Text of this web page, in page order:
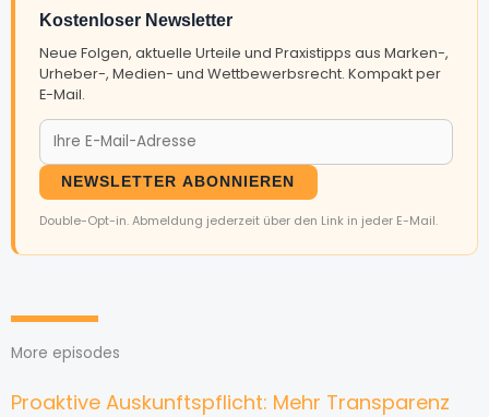
Kostenloser Newsletter
Neue Folgen, aktuelle Urteile und Praxistipps aus Marken-,
Urheber-, Medien- und Wettbewerbsrecht. Kompakt per
E-Mail.
NEWSLETTER ABONNIEREN
Double-Opt-in. Abmeldung jederzeit über den Link in jeder E-Mail.
More episodes
Proaktive Auskunftspflicht: Mehr Transparenz